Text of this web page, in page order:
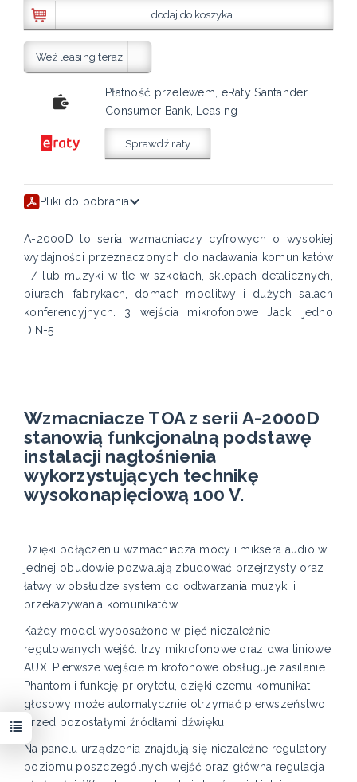
dodaj do koszyka
Weź leasing teraz
Płatność przelewem, eRaty Santander
Consumer Bank, Leasing
Sprawdź raty
Pliki do pobrania
A-2000D to seria wzmacniaczy cyfrowych o wysokiej
wydajności przeznaczonych do nadawania komunikatów
i / lub muzyki w tle w szkołach, sklepach detalicznych,
biurach, fabrykach, domach modlitwy i dużych salach
konferencyjnych. 3 wejścia mikrofonowe Jack, jedno
DIN-5.
Wzmacniacze TOA z serii A-2000D
stanowią funkcjonalną podstawę
instalacji nagłośnienia
wykorzystujących technikę
wysokonapięciową 100 V.
Dzięki połączeniu wzmacniacza mocy i miksera audio w
jednej obudowie pozwalają zbudować przejrzysty oraz
łatwy w obsłudze system do odtwarzania muzyki i
przekazywania komunikatów.
Każdy model wyposażono w pięć niezależnie
regulowanych wejść: trzy mikrofonowe oraz dwa liniowe
AUX. Pierwsze wejście mikrofonowe obsługuje zasilanie
Phantom i funkcję priorytetu, dzięki czemu komunikat
głosowy może automatycznie otrzymać pierwszeństwo
przed pozostałymi źródłami dźwięku.
Na panelu urządzenia znajdują się niezależne regulatory
poziomu poszczególnych wejść oraz główna regulacja